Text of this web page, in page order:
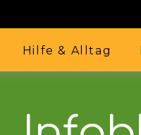
Hilfe & Alltag